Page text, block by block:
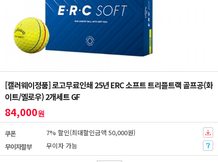
[캘러웨이정품] 로고무료인쇄 25년 ERC 소프트 트리플트랙 골프공(화
이트/옐로우) 2개세트 GF
84,000원
쿠폰
7% 할인(최대할인금액 50,000원)
무이자할부
무이자 가능